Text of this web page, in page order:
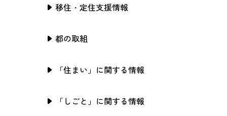
移住・定住支援情報
都の取組
「住まい」に関する情報
「しごと」に関する情報